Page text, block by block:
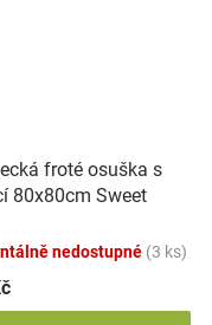
froté osuška s
80x80cm Sweet
nedostupné (3 ks)